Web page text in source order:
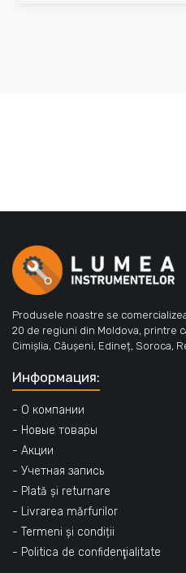
Produsele noastre se
20 de regiuni din Moldova, printre
Cimișlia, Căușeni, Edineț, Soroca,
Информация:
- О компании
- Новые товары
- Акции
- Учетная запись
- Plată și returnare
- Livrarea mărfurilor
- Termeni și condiții
- Politica de confidenţialitate